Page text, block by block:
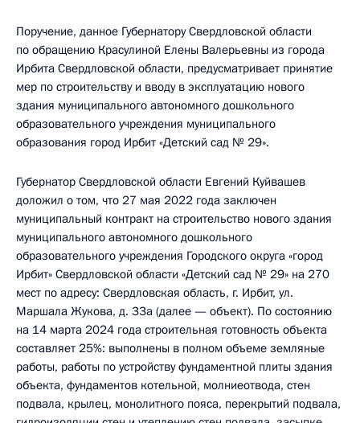
Поручение, данное Губернатору Свердловской области
по обращению Красулиной Елены Валерьевны из города
Ирбита Свердловской области, предусматривает принятие
мер по строительству и вводу в эксплуатацию нового
здания муниципального автономного дошкольного
образовательного учреждения муниципального
образования город Ирбит «Детский сад № 29».
Губернатор Свердловской области Евгений Куйвашев
доложил о том, что 27 мая 2022 года заключен
муниципальный контракт на строительство нового здания
муниципального автономного дошкольного
образовательного учреждения Городского округа «город
Ирбит» Свердловской области «Детский сад № 29» на 270
мест по адресу: Свердловская область, г. Ирбит, ул.
Маршала Жукова, д. 33а (далее — объект). По состоянию
на 14 марта 2024 года строительная готовность объекта
составляет 25%: выполнены в полном объеме земляные
работы, работы по устройству фундаментной плиты здания
объекта, фундаментов котельной, молниеотвода, стен
подвала, крылец, монолитного пояса, перекрытий подвала,